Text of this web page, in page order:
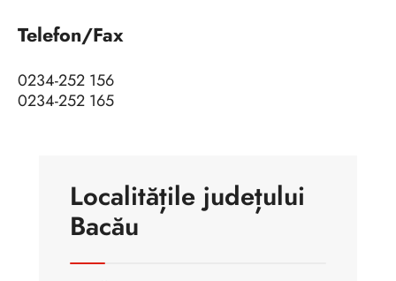
Telefon/Fax
0234-252 156
0234-252 165
Localitățile județului
Bacău